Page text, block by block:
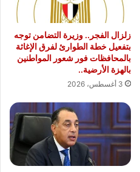
زلزال الفجر.. وزيرة التضامن توجه
بتفعيل خطة الطوارئ لفرق الإغاثة
بالمحافظات فور شعور المواطنين
بالهزة الأرضية..
3 أغسطس، 2026